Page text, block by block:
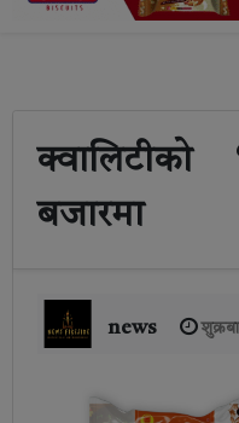
बजारमा
news